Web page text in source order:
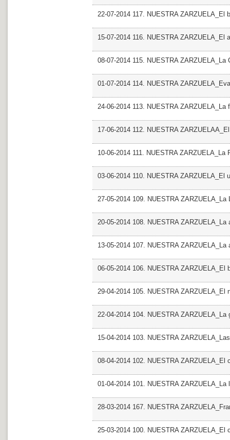
22-07-2014 117. NUESTRA ZARZUELA_El
15-07-2014 116. NUESTRA ZARZUELA_El
08-07-2014 115. NUESTRA ZARZUELA_La
01-07-2014 114. NUESTRA ZARZUELA_Eva
24-06-2014 113. NUESTRA ZARZUELA_La
17-06-2014 112. NUESTRA
10-06-2014 111. NUESTRA ZARZUELA_La
03-06-2014 110. NUESTRA ZARZUELA_El
27-05-2014 109. NUESTRA ZARZUELA_La
20-05-2014 108. NUESTRA ZARZUELA_La
13-05-2014 107. NUESTRA
06-05-2014 106. NUESTRA ZARZUELA_El
29-04-2014 105. NUESTRA ZARZUELA_El
22-04-2014 104. NUESTRA
15-04-2014 103. NUESTRA
08-04-2014 102. NUESTRA ZARZUELA_El
01-04-2014 101. NUESTRA ZARZUELA_La
28-03-2014 167. NUESTRA
25-03-2014 100. NUESTRA